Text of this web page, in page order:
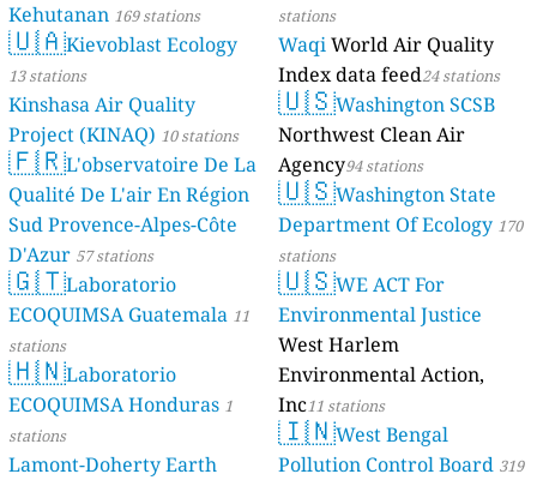
Kehutanan 169 stations
🇺🇦Kievoblast Ecology
13 stations
Kinshasa Air Quality
Project (KINAQ) 10 stations
🇫🇷L'observatoire De La
Qualité De L'air En Région
Sud Provence-Alpes-Côte
D'Azur 57 stations
🇬🇹Laboratorio
ECOQUIMSA Guatemala 11
stations
🇭🇳Laboratorio
ECOQUIMSA Honduras 1
stations
Lamont-Doherty Earth
stations
WaqiWorld Air Quality
Index data feed24 stations
🇺🇸Washington SCSB
Northwest Clean Air
Agency94 stations
🇺🇸Washington State
Department Of Ecology 170
stations
🇺🇸WE ACT For
Environmental Justice
West Harlem
Environmental Action,
Inc11 stations
🇮🇳West Bengal
Pollution Control Board 319